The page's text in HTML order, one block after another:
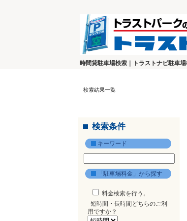
時間貸駐車場検索｜トラストナビ駐車
検索結果一覧
検索条件
キーワード
「駐車場料金」から探す
料金検索を行う。
短時間・長時間どちらのご利
用ですか？